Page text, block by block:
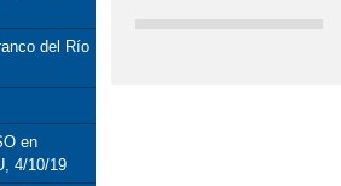
del Río
en
4/10/19